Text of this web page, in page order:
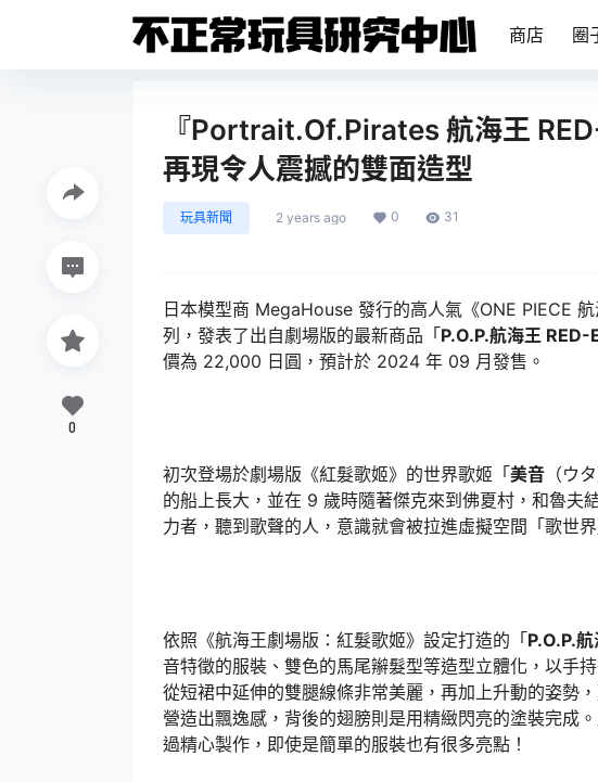
商店 圈
『Portrait.Of.Pirates 航海王
再現令人震撼的雙面造型
玩具新聞 2 years ago 0 31
日本模型商 MegaHouse 發行的高人氣《ONE PIECE
列，發表了出自劇場版的最新商品「P.O.P.航海王
價為 22,000 日圓，預計於 2024 年 09 月發售。
初次登場於劇場版《紅髮歌姬》的世界歌姬「美音 （ウ
的船上長大，並在 9 歲時隨著傑克來到佛夏村，和魯夫
力者，聽到歌聲的人，意識就會被拉進虛擬空間「歌世
依照《航海王劇場版：紅髮歌姬》設定打造的「P.O.P.
音特徵的服裝、雙色的馬尾辮髮型等造型立體化，以手
從短裙中延伸的雙腿線條非常美麗，再加上升動的姿勢
營造出飄逸感，背後的翅膀則是用精緻閃亮的塗裝完成
過精心製作，即使是簡單的服裝也有很多亮點！
0